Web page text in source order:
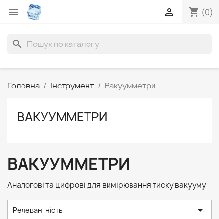
 shopping_cart (0)

search
Головна Інструмент Вакуумметри
ВАКУУММЕТРИ
ВАКУУММЕТРИ
Аналогові та цифрові для вимірювання тиску вакууму
Релевантність 